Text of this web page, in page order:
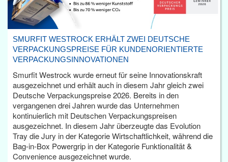
SMURFIT WESTROCK ERHÄLT ZWEI DEUTSCHE
VERPACKUNGSPREISE FÜR KUNDENORIENTIERTE
VERPACKUNGSINNOVATIONEN
Smurfit Westrock wurde erneut für seine Innovationskraft
ausgezeichnet und erhält auch in diesem Jahr gleich zwei
Deutsche Verpackungspreise 2026. Bereits in den
vergangenen drei Jahren wurde das Unternehmen
kontinuierlich mit Deutschen Verpackungspreisen
ausgezeichnet. In diesem Jahr überzeugte das Evolution
Tray die Jury in der Kategorie Wirtschaftlichkeit, während die
Bag-in-Box Powergrip in der Kategorie Funktionalität &
Convenience ausgezeichnet wurde.